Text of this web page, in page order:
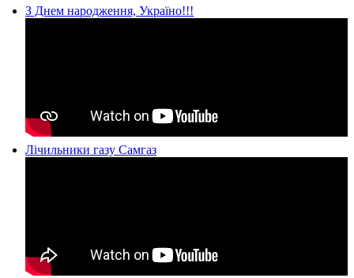
З Днем народження, Україно!!!
Лічильники газу Самгаз